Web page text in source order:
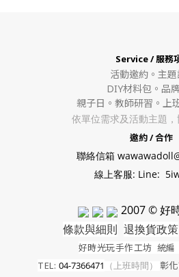
Service / 服務
活動邀約。 主題
DIY材料包。 品
親子日。教師研習。上
依單位需求及活動主題
邀約 / 合作
聯絡信箱
線上客服: Line:
2007 © 好
條款與細則 退換貨政策
好時光玩手作工坊 統編
TEL: 04-7366471 （上班時間） 彰